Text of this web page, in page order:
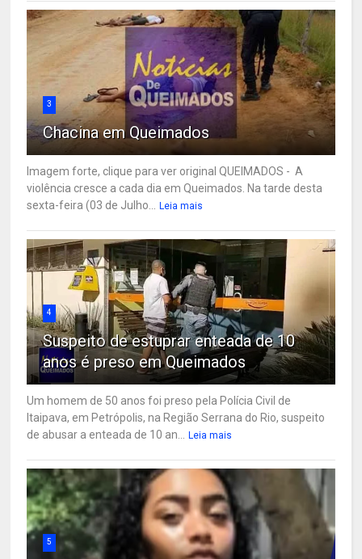
3
Chacina em Queimados
Imagem forte, clique para ver original QUEIMADOS - A
violência cresce a cada dia em Queimados. Na tarde desta
sexta-feira (03 de Julho...
Leia mais
4
Suspeito de estuprar enteada de 10
anos é preso em Queimados
Um homem de 50 anos foi preso pela Polícia Civil de
Itaipava, em Petrópolis, na Região Serrana do Rio, suspeito
de abusar a enteada de 10 an...
Leia mais
5